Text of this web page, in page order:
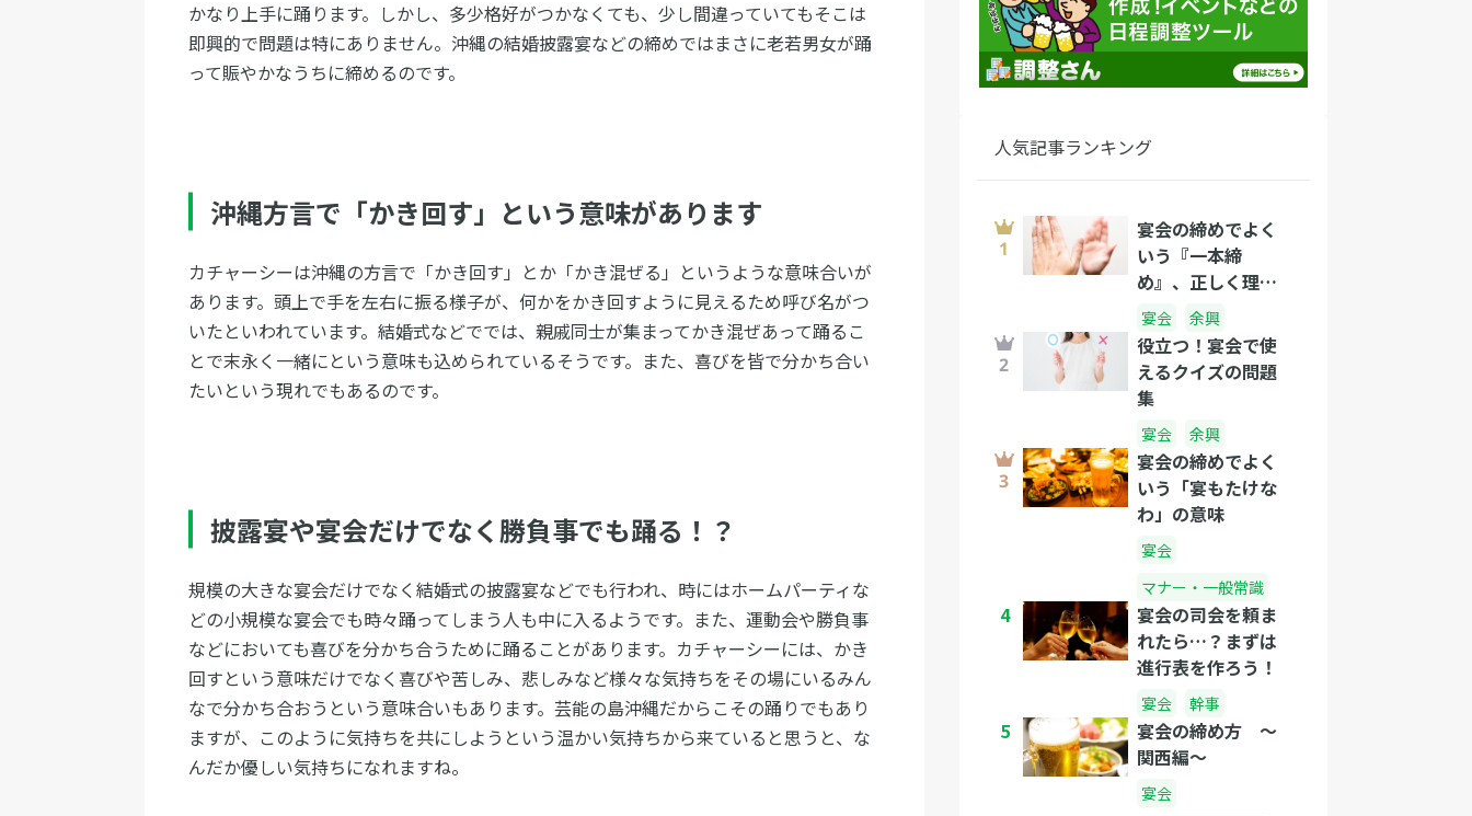
かなり上手に踊ります。しかし、多少格好がつかなくても、少し間違っていてもそこは
即興的で問題は特にありません。沖縄の結婚披露宴などの締めではまさに老若男女が踊
って賑やかなうちに締めるのです。
沖縄方言で「かき回す」という意味があります
カチャーシーは沖縄の方言で「かき回す」とか「かき混ぜる」というような意味合いが
あります。頭上で手を左右に振る様子が、何かをかき回すように見えるため呼び名がつ
いたといわれています。結婚式などででは、親戚同士が集まってかき混ぜあって踊るこ
とで末永く一緒にという意味も込められているそうです。また、喜びを皆で分かち合い
たいという現れでもあるのです。
披露宴や宴会だけでなく勝負事でも踊る！？
規模の大きな宴会だけでなく結婚式の披露宴などでも行われ、時にはホームパーティな
どの小規模な宴会でも時々踊ってしまう人も中に入るようです。また、運動会や勝負事
などにおいても喜びを分かち合うために踊ることがあります。カチャーシーには、かき
回すという意味だけでなく喜びや苦しみ、悲しみなど様々な気持ちをその場にいるみん
なで分かち合おうという意味合いもあります。芸能の島沖縄だからこその踊りでもあり
ますが、このように気持ちを共にしようという温かい気持ちから来ていると思うと、な
んだか優しい気持ちになれますね。
人気記事ランキング
宴会の締めでよく
いう『一本締
め』、正しく理解
できていますか？
一本締めについて
詳しく解説します
宴会 余興
役立つ！宴会で使
えるクイズの問題
集
宴会 余興
宴会の締めでよく
いう「宴もたけな
わ」の意味
宴会
マナー・一般常識
4
宴会の司会を頼ま
れたら…？まずは
進行表を作ろう！
宴会 幹事
5
宴会の締め方 〜
関西編〜
宴会